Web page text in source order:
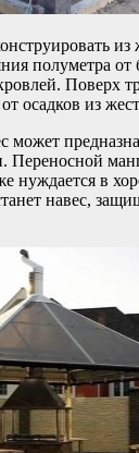
из
полуметра от
Поверх
осадков из
Переносной
нуждается в
навес,